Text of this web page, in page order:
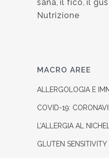
sana, il fico, il
Nutrizione
MACRO AREE
ALLERGOLOGIA E
COVID-19:
L’ALLERGIA AL
GLUTEN SENSITIVITY